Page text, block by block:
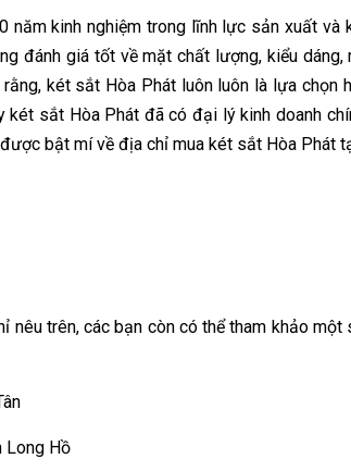
năm kinh nghiệm trong lĩnh lực sản xuất và
đánh giá tốt về mặt chất lượng, kiểu
két sắt Hòa Phát luôn luôn là lựa chọn
két sắt Hòa Phát đã có đại lý kinh doanh
bật mí về địa chỉ mua két sắt Hòa Phát
nêu trên, các bạn còn có thể tham khảo
Long Hồ